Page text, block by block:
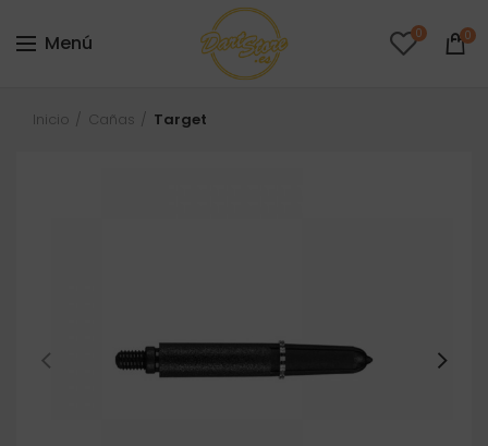
Menú 0 0
Inicio Cañas Target